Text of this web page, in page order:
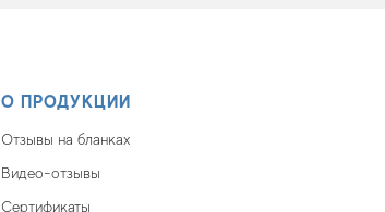
О ПРОДУКЦИИ
Отзывы на бланках
Видео-отзывы
Сертификаты